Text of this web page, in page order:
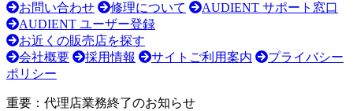
お問い合わせ 修理について
AUDIENT サポート窓口
AUDIENT ユーザー登録
お近くの販売店を探す
会社概要
採用情報 サイトご利用案内
プライバシー
ポリシー
重要：代理店業務終了のお知らせ